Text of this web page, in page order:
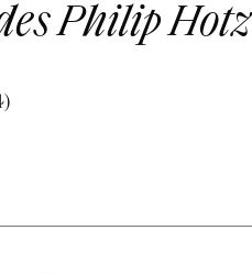
Philip Hotz